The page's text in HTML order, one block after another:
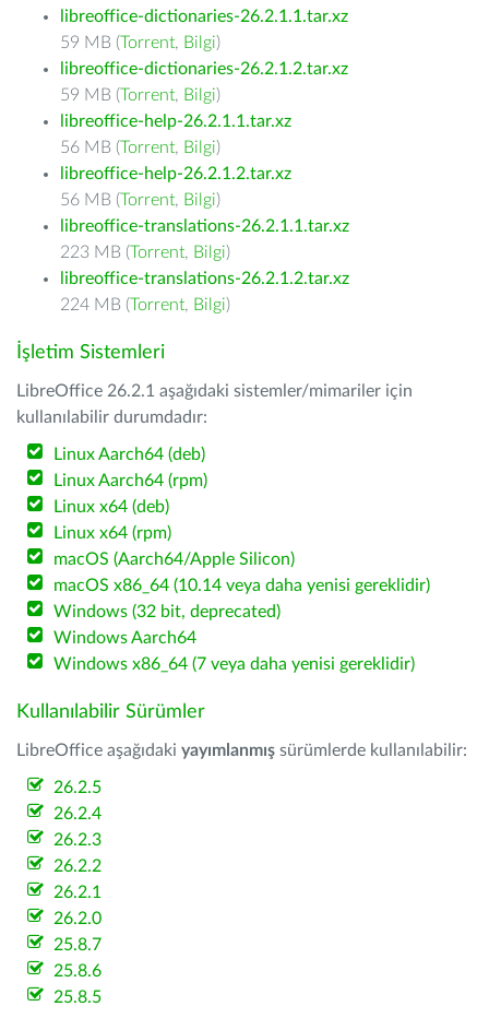
libreoffice-dictionaries-26.2.1.1.tar.xz
59 MB (Torrent, Bilgi)
libreoffice-dictionaries-26.2.1.2.tar.xz
59 MB (Torrent, Bilgi)
libreoffice-help-26.2.1.1.tar.xz
56 MB (Torrent, Bilgi)
libreoffice-help-26.2.1.2.tar.xz
56 MB (Torrent, Bilgi)
libreoffice-translations-26.2.1.1.tar.xz
223 MB (Torrent, Bilgi)
libreoffice-translations-26.2.1.2.tar.xz
224 MB (Torrent, Bilgi)
İşletim Sistemleri
LibreOffice 26.2.1 aşağıdaki sistemler/mimariler için
kullanılabilir durumdadır:
Linux Aarch64 (deb)
Linux Aarch64 (rpm)
Linux x64 (deb)
Linux x64 (rpm)
macOS (Aarch64/Apple Silicon)
macOS x86_64 (10.14 veya daha yenisi gereklidir)
Windows (32 bit, deprecated)
Windows Aarch64
Windows x86_64 (7 veya daha yenisi gereklidir)
Kullanılabilir Sürümler
LibreOffice aşağıdaki yayımlanmış sürümlerde kullanılabilir:
26.2.5
26.2.4
26.2.3
26.2.2
26.2.1
26.2.0
25.8.7
25.8.6
25.8.5